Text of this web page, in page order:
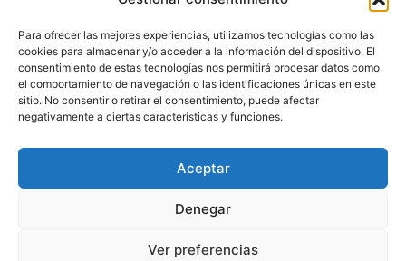
Para ofrecer las mejores experiencias, utilizamos tecnologías como las
cookies para almacenar y/o acceder a la información del dispositivo. El
consentimiento de estas tecnologías nos permitirá procesar datos como
el comportamiento de navegación o las identificaciones únicas en este
sitio. No consentir o retirar el consentimiento, puede afectar
negativamente a ciertas características y funciones.
Aceptar
Denegar
Ver preferencias
SOBRE NOSOTROS
CATEGORÍAS
+34 650 480 508 Whatsapp
© Iberfence es una marca comercial de Iberfence SL Todos los